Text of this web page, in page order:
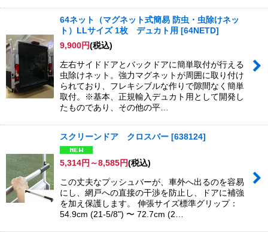
64ネット（マグネット式簡易 防虫・虫除けネッ
ト）LLサイズ 1枚 デュカト用 [64NETD]
9,900円(税込)
左右サイドドアとバックドアに簡単取付が行える
虫除けネット。強力マグネットが周囲に取り付け
られており、フレキシブルな作りで隙間なく簡単
取付。※基本、正規輸入デュカト用として開発し
たものであり、その他の平…
スクリーンドア クロスバー [638124]
5,314円 ～8,585円(税込)
この丈夫なプッシュバーが、車外へ出るのを容易
にし、網戸への直接の干渉を防止し、ドアに補強
を加え保護します。 伸張サイズ標準グリップ：
54.9cm (21-5/8") 〜 72.7cm (2…